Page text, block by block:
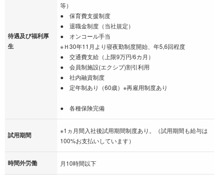
待遇及び福利厚
生
等）
● 保育費支援制度
● 退職金制度（当社規定）
● オンコール手当
※Ｈ30年11月より寝夜勤制度開始、年5,6回程度
● 交通費支給（上限9万円/6カ月）
● 会員制施設(エクシブ)割引利用
● 社内融資制度
● 定年制あり（60歳）※再雇用制度あり
● 各種保険完備
試用期間
※1ヵ月間入社後試用期間制度あり。（試用期間も給与は
100%お支払いしています）
時間外労働 月10時間以下